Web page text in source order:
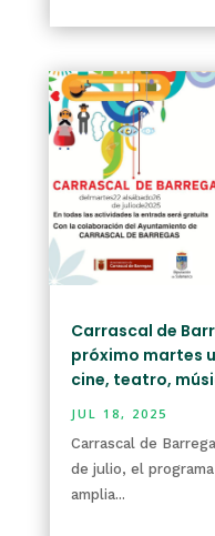
Carrascal de
próximo martes
cine, teatro,
JUL 18, 2025
Carrascal de
de julio, el programa
amplia...